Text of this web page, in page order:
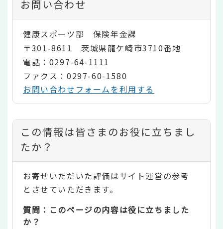
お問い合わせ
健康スポーツ部 保険年金課
〒301-8611 茨城県龍ケ崎市3710番地
電話：0297-64-1111
ファクス：0297-60-1580
お問い合わせフォームを利用する
コ
ン
テ
ン
ツ
評
この情報は皆さまのお役に立ちまし
たか？
お寄せいただいた評価はサイト運営の参考
とさせていただきます。
質問：このページの内容は役に立ちました
か？